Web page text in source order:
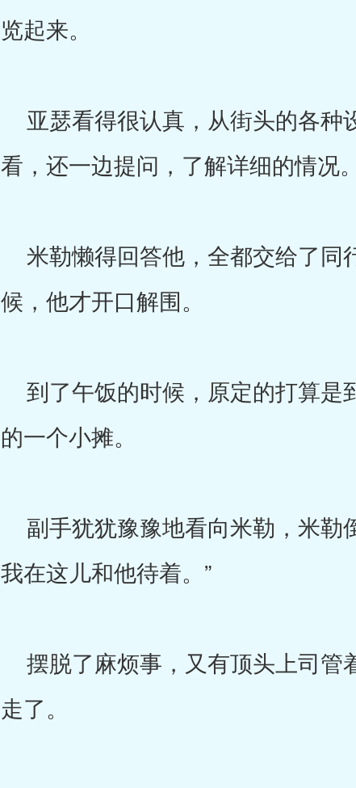
览起来。
亚瑟看得很认真，从街头的各种
看，还一边提问，了解详细的情况。
米勒懒得回答他，全都交给了同
候，他才开口解围。
到了午饭的时候，原定的打算是
的一个小摊。
副手犹犹豫豫地看向米勒，米勒
我在这儿和他待着。”
摆脱了麻烦事，又有顶头上司管
走了。